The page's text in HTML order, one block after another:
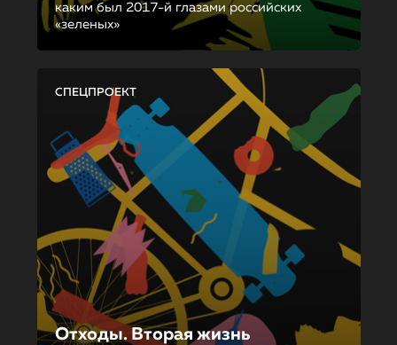
каким был 2017-й глазами российских
«зеленых»
СПЕЦПРОЕКТ
Отходы. Вторая жизнь